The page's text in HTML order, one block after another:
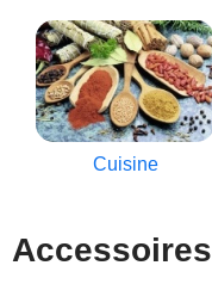
Cuisine
Accessoires